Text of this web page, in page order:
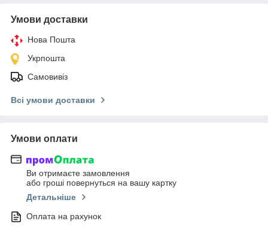
Умови доставки
Нова Пошта
Укрпошта
Самовивіз
Всі умови доставки
Умови оплати
Ви отримаєте замовлення
або гроші повернуться на вашу картку
Детальніше
Оплата на рахунок